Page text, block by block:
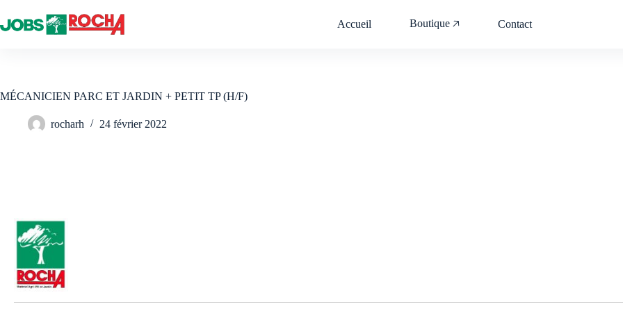
au
contenu
Accueil Boutique 🡥 Contact
MÉCANICIEN PARC ET JARDIN + PETIT TP (H/F)
rocharh 24 février 2022